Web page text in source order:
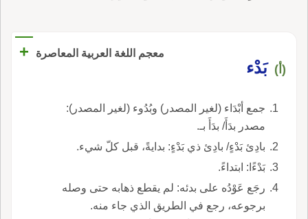
معجم اللغة العربية المعاصرة +
(أ) بَدْء
جمع أبْدَاء (لغير المصدر) وبُدُوء (لغير المصدر):
مصدر بدَأَ/ بدَأَ بـ.
بادِئ بَدْءٍ/ بادِئ ذي بَدْءٍ: بدايةً، قبل كلّ شيء.
بَدْءًا: ابتداءً.
رجَع عَوْدُه على بدئه: لم يقطع ذهابه حتى وصله
برجوعه، رجع في الطريق الذي جاء منه.